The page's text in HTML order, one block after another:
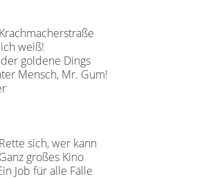
weiß!
goldene Dings
Mensch, Mr. Gum!
sich, wer kann
großes Kino
Job für alle Fälle